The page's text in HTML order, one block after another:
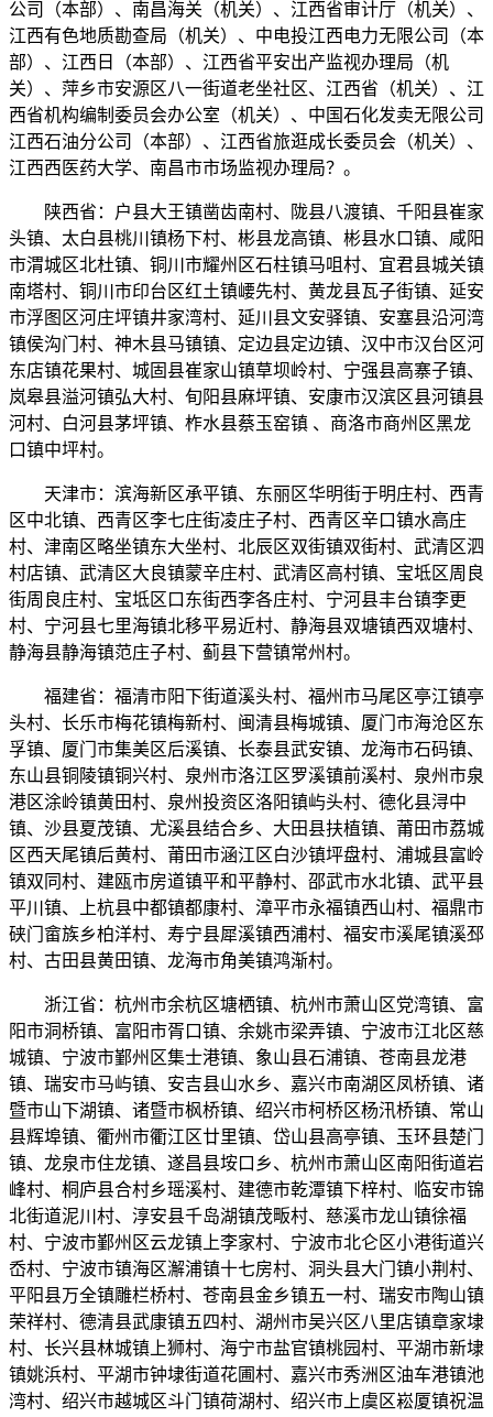
公司（本部）、南昌海关（机关）、江西省审计厅（机关）、
江西有色地质勘查局（机关）、中电投江西电力无限公司（本
部）、江西日（本部）、江西省平安出产监视办理局（机
关）、萍乡市安源区八一街道老坐社区、江西省（机关）、江
西省机构编制委员会办公室（机关）、中国石化发卖无限公司
江西石油分公司（本部）、江西省旅逛成长委员会（机关）、
江西西医药大学、南昌市市场监视办理局？。
陕西省：户县大王镇凿齿南村、陇县八渡镇、千阳县崔家
头镇、太白县桃川镇杨下村、彬县龙高镇、彬县水口镇、咸阳
市渭城区北杜镇、铜川市耀州区石柱镇马咀村、宜君县城关镇
南塔村、铜川市印台区红土镇崾先村、黄龙县瓦子街镇、延安
市浮图区河庄坪镇井家湾村、延川县文安驿镇、安塞县沿河湾
镇侯沟门村、神木县马镇镇、定边县定边镇、汉中市汉台区河
东店镇花果村、城固县崔家山镇草坝岭村、宁强县高寨子镇、
岚皋县溢河镇弘大村、旬阳县麻坪镇、安康市汉滨区县河镇县
河村、白河县茅坪镇、柞水县蔡玉窑镇 、商洛市商州区黑龙
口镇中坪村。
天津市：滨海新区承平镇、东丽区华明街于明庄村、西青
区中北镇、西青区李七庄街凌庄子村、西青区辛口镇水高庄
村、津南区略坐镇东大坐村、北辰区双街镇双街村、武清区泗
村店镇、武清区大良镇蒙辛庄村、武清区高村镇、宝坻区周良
街周良庄村、宝坻区口东街西李各庄村、宁河县丰台镇李更
村、宁河县七里海镇北移平易近村、静海县双塘镇西双塘村、
静海县静海镇范庄子村、蓟县下营镇常州村。
福建省：福清市阳下街道溪头村、福州市马尾区亭江镇亭
头村、长乐市梅花镇梅新村、闽清县梅城镇、厦门市海沧区东
孚镇、厦门市集美区后溪镇、长泰县武安镇、龙海市石码镇、
东山县铜陵镇铜兴村、泉州市洛江区罗溪镇前溪村、泉州市泉
港区涂岭镇黄田村、泉州投资区洛阳镇屿头村、德化县浔中
镇、沙县夏茂镇、尤溪县结合乡、大田县扶植镇、莆田市荔城
区西天尾镇后黄村、莆田市涵江区白沙镇坪盘村、浦城县富岭
镇双同村、建瓯市房道镇平和平静村、邵武市水北镇、武平县
平川镇、上杭县中都镇都康村、漳平市永福镇西山村、福鼎市
硖门畲族乡柏洋村、寿宁县犀溪镇西浦村、福安市溪尾镇溪邳
村、古田县黄田镇、龙海市角美镇鸿渐村。
浙江省：杭州市余杭区塘栖镇、杭州市萧山区党湾镇、富
阳市洞桥镇、富阳市胥口镇、余姚市梁弄镇、宁波市江北区慈
城镇、宁波市鄞州区集士港镇、象山县石浦镇、苍南县龙港
镇、瑞安市马屿镇、安吉县山水乡、嘉兴市南湖区凤桥镇、诸
暨市山下湖镇、诸暨市枫桥镇、绍兴市柯桥区杨汛桥镇、常山
县辉埠镇、衢州市衢江区廿里镇、岱山县高亭镇、玉环县楚门
镇、龙泉市住龙镇、遂昌县垵口乡、杭州市萧山区南阳街道岩
峰村、桐庐县合村乡瑶溪村、建德市乾潭镇下梓村、临安市锦
北街道泥川村、淳安县千岛湖镇茂畈村、慈溪市龙山镇徐福
村、宁波市鄞州区云龙镇上李家村、宁波市北仑区小港街道兴
岙村、宁波市镇海区澥浦镇十七房村、洞头县大门镇小荆村、
平阳县万全镇雕栏桥村、苍南县金乡镇五一村、瑞安市陶山镇
荣祥村、德清县武康镇五四村、湖州市吴兴区八里店镇章家埭
村、长兴县林城镇上狮村、海宁市盐官镇桃园村、平湖市新埭
镇姚浜村、平湖市钟埭街道花圃村、嘉兴市秀洲区油车港镇池
湾村、绍兴市越城区斗门镇荷湖村、绍兴市上虞区崧厦镇祝温